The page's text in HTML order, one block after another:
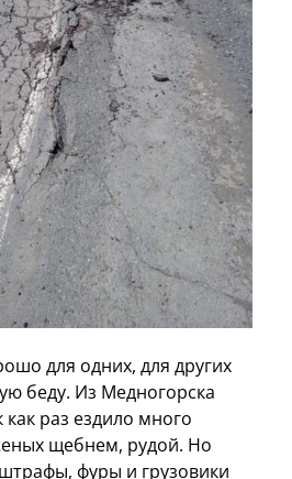
для одних, для других
беду. Из Медногорска
как раз ездило много
щебнем, рудой. Но
фуры и грузовики